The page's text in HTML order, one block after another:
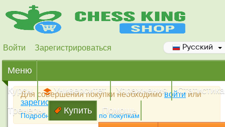
Войти Зарегистрироваться Русский
Меню
Курсы
Университет Упражнения
Статистика
Тренеры
Купить Помощь
Для совершения покупки необходимовойтиили
зарегистрироваться
Подробная инструкция по покупкам